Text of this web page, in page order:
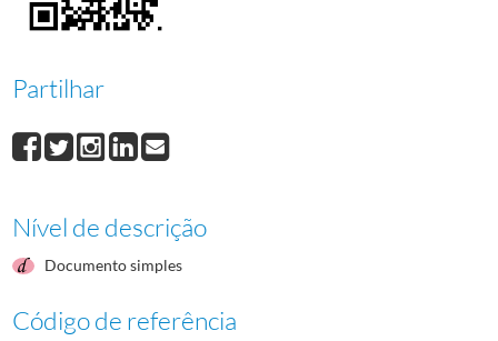
000009 Virgílio Almeida
(...)
Partilhar
Nível de descrição
Documento simples
Código de referência